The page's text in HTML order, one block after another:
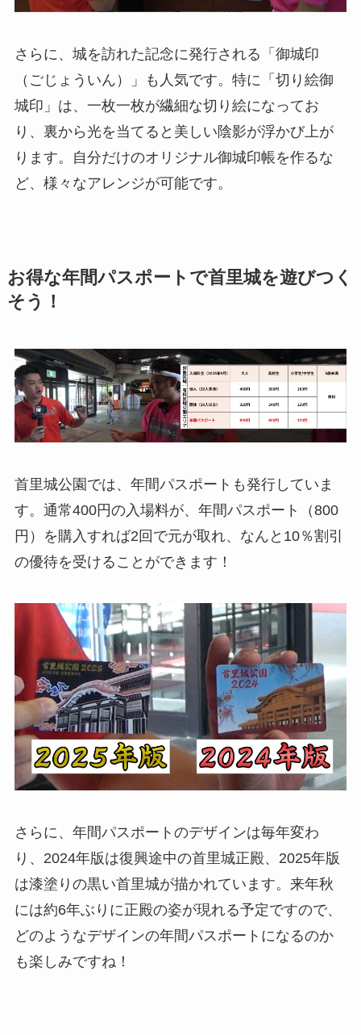
さらに、城を訪れた記念に発行される「御城印
（ごじょういん）」も人気です。特に「切り絵御
城印」は、一枚一枚が繊細な切り絵になってお
り、裏から光を当てると美しい陰影が浮かび上が
ります。自分だけのオリジナル御城印帳を作るな
ど、様々なアレンジが可能です。
お得な年間パスポートで首里城を遊びつく
そう！
首里城公園では、年間パスポートも発行していま
す。通常400円の入場料が、年間パスポート（800
円）を購入すれば2回で元が取れ、なんと10％割引
の優待を受けることができます！
さらに、年間パスポートのデザインは毎年変わ
り、2024年版は復興途中の首里城正殿、2025年版
は漆塗りの黒い首里城が描かれています。来年秋
には約6年ぶりに正殿の姿が現れる予定ですので、
どのようなデザインの年間パスポートになるのか
も楽しみですね！